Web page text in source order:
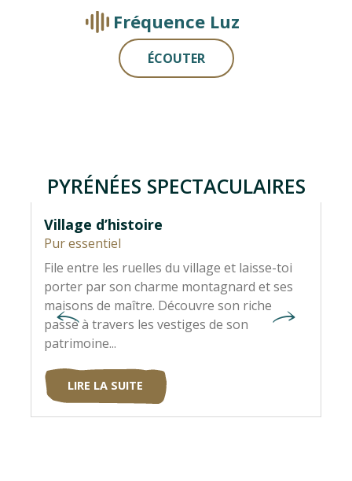
Fréquence Luz
ÉCOUTER
PYRÉNÉES SPECTACULAIRES
Village d’histoire
Pur essentiel
File entre les ruelles du village et laisse-toi
porter par son charme montagnard et ses
maisons de maître. Découvre son riche
passé à travers les vestiges de son
patrimoine...
LIRE LA SUITE